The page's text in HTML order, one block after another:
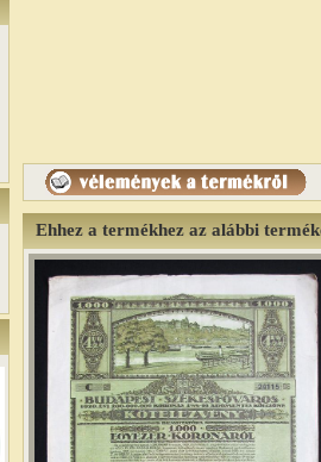
Ehhez a termékhez az alábbi